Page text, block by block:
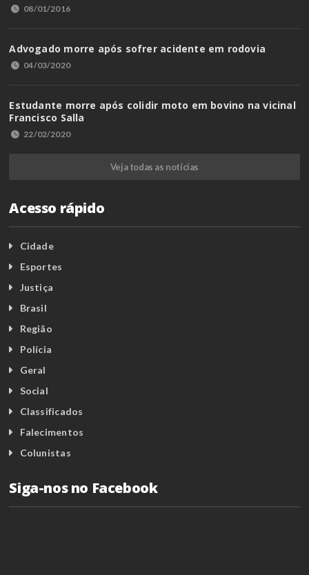
08/01/2016
Advogado morre após sofrer acidente em rodovia
04/03/2020
Estudante morre após colidir moto em bovino na vicinal
Francisco Salla
22/02/2020
Veja todas as notícias
Acesso rápido
Cidade
Esportes
Justiça
Brasil
Região
Polícia
Geral
Social
Classificados
Falecimentos
Colunistas
Siga-nos no Facebook